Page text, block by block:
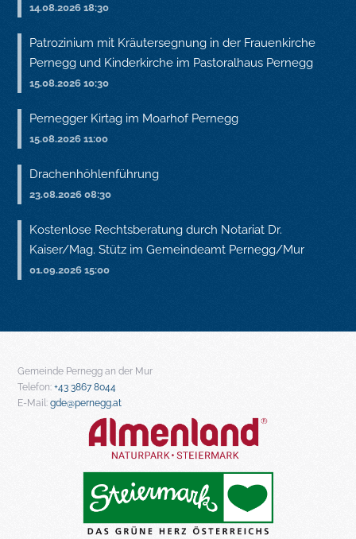
14.08.2026 18:30
Patrozinium mit Kräutersegnung in der Frauenkirche
Pernegg und Kinderkirche im Pastoralhaus Pernegg
15.08.2026 10:30
Pernegger Kirtag im Moarhof Pernegg
15.08.2026 11:00
Drachenhöhlenführung
23.08.2026 08:30
Kostenlose Rechtsberatung durch Notariat Dr.
Kaiser/Mag. Stütz im Gemeindeamt Pernegg/Mur
01.09.2026 15:00
Gemeinde Pernegg an der Mur
Telefon: +43 3867 8044
E-Mail: gde@pernegg.at